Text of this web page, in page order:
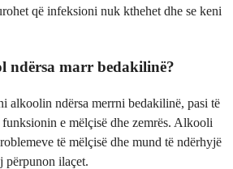
që infeksioni nuk kthehet dhe se keni
ndërsa marr bedakilinë?
alkoolin ndërsa merrni bedakilinë, pasi të
e mëlçisë dhe zemrës. Alkooli
të mëlçisë dhe mund të ndërhyjë
përpunon ilaçet.